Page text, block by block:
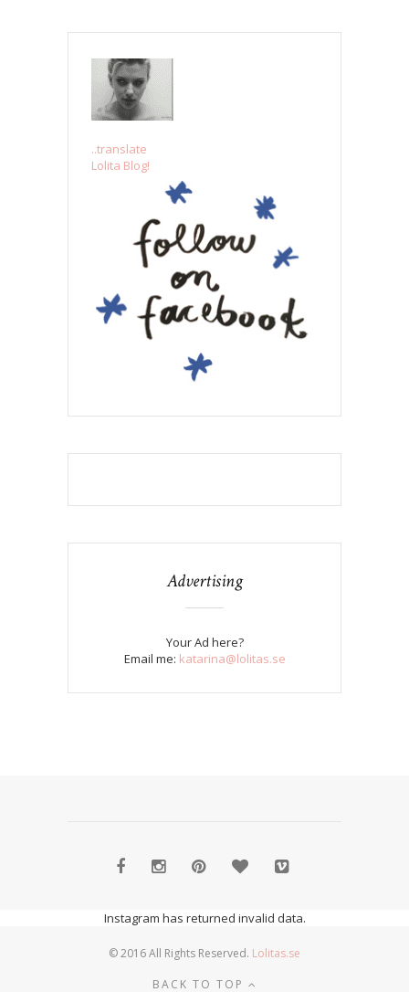
..translate
Lolita Blog!
Advertising
Your Ad here?
Email me: katarina@lolitas.se
Instagram has returned invalid data.
© 2016 All Rights Reserved. Lolitas.se
BACK TO TOP